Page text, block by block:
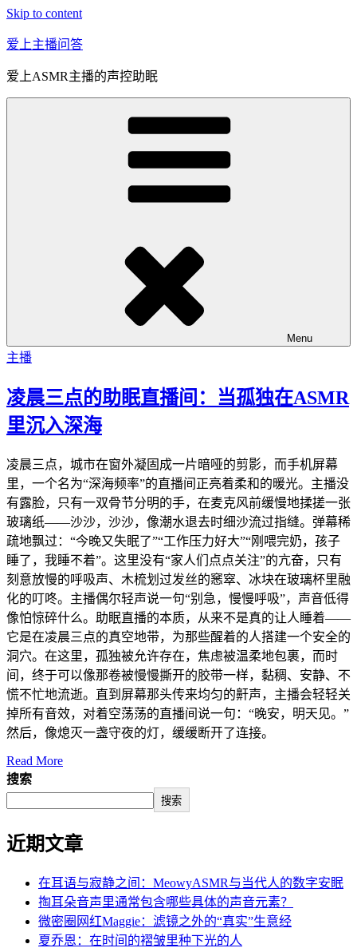
Skip to content
爱上主播问答
爱上ASMR主播的声控助眠
Menu
主播
凌晨三点的助眠直播间：当孤独在ASMR
里沉入深海
凌晨三点，城市在窗外凝固成一片暗哑的剪影，而手机屏幕
里，一个名为“深海频率”的直播间正亮着柔和的暖光。主播没
有露脸，只有一双骨节分明的手，在麦克风前缓慢地揉搓一张
玻璃纸——沙沙，沙沙，像潮水退去时细沙流过指缝。弹幕稀
疏地飘过：“今晚又失眠了”“工作压力好大”“刚喂完奶，孩子
睡了，我睡不着”。这里没有“家人们点点关注”的亢奋，只有
刻意放慢的呼吸声、木梳划过发丝的窸窣、冰块在玻璃杯里融
化的叮咚。主播偶尔轻声说一句“别急，慢慢呼吸”，声音低得
像怕惊碎什么。助眠直播的本质，从来不是真的让人睡着——
它是在凌晨三点的真空地带，为那些醒着的人搭建一个安全的
洞穴。在这里，孤独被允许存在，焦虑被温柔地包裹，而时
间，终于可以像那卷被慢慢撕开的胶带一样，黏稠、安静、不
慌不忙地流逝。直到屏幕那头传来均匀的鼾声，主播会轻轻关
掉所有音效，对着空荡荡的直播间说一句：“晚安，明天见。”
然后，像熄灭一盏守夜的灯，缓缓断开了连接。
Read More
搜索
搜索
近期文章
在耳语与寂静之间：MeowyASMR与当代人的数字安眠
掏耳朵音声里通常包含哪些具体的声音元素？
微密圈网红Maggie：滤镜之外的“真实”生意经
夏乔恩：在时间的褶皱里种下光的人